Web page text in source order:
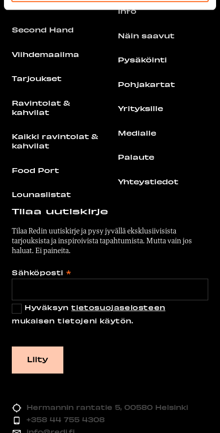
Redi
Second Hand
Viihdemaailma
Tarjoukset
Ravintolat &
kahvilat
Kaikki ravintolat &
kahvilat
Food Port
Lounaslistat
Info
Näin saavut
Pysäköinti
Pohjakartat
Yrityksille
Medialle
Palaute
Yhteystiedot
Tilaa uutiskirje
Tilaa Redin uutiskirje ja pysy jyvällä eksklusiivisista
tarjouksista ja inspiroivista tapahtumista. Mutta vain jos
haluat. Ei paineita.
Sähköposti *
Hyväksyntietosuojaselosteen
mukaisen tietojeni käytön.
Hermannin rantatie 5, 00580 Helsinki
+358 44 755 4308